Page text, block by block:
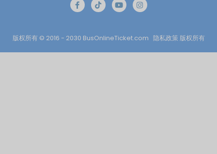
版权所有 © 2016 - 2030 BusOnlineTicket.com 隐私政策 版权所有